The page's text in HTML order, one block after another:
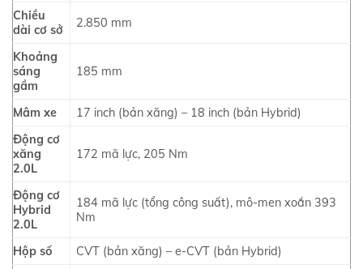
Chiều
dài cơ sở
2.850 mm
Khoảng
sáng
gầm
185 mm
Mâm xe
17 inch (bản xăng) – 18 inch (bản Hybrid)
Động cơ
xăng
2.0L
172 mã lực, 205 Nm
Động cơ
Hybrid
2.0L
184 mã lực (tổng công suất), mô-men xoắn 393
Nm
Hộp số
CVT (bản xăng) – e-CVT (bản Hybrid)